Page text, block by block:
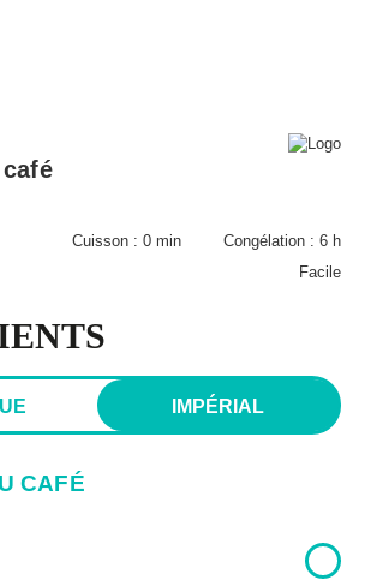
TOI MAGIQUES BOULETTES!
Cuisson : 0 min Congélation : 6 h
Facile
IMPÉRIAL
CAFÉ